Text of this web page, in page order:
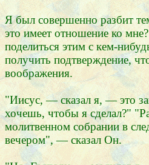
Я был совершенно разбит
это имеет отношение ко
поделиться этим с кем-
получить подтверждение,
воображения.
"Иисус, — сказал я, — это
хочешь, чтобы я сделал?"
молитвенном собрании в
вечером", — сказал Он.